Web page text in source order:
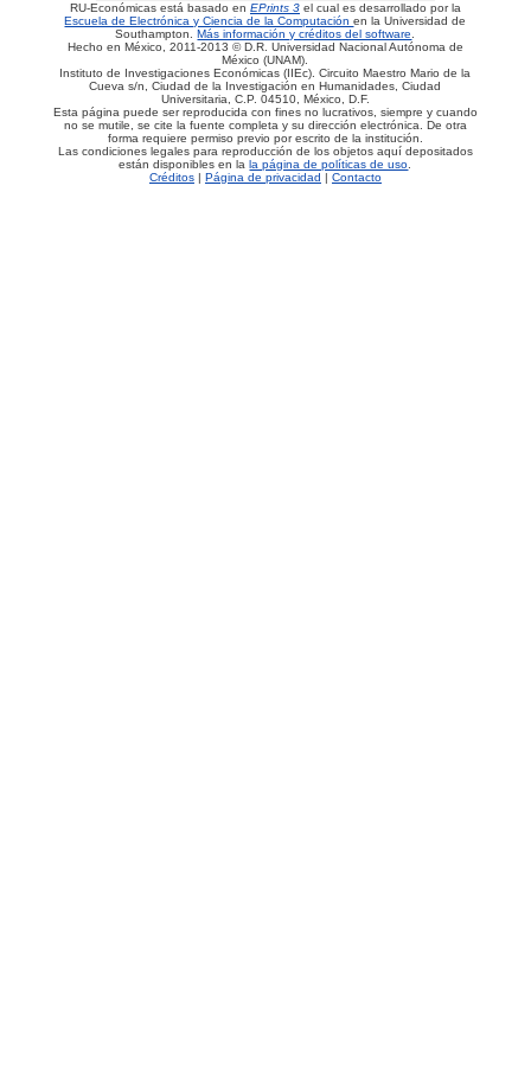
RU-Económicas está basado en EPrints 3 el cual es desarrollado por la
Escuela de Electrónica y Ciencia de la Computaciónen la Universidad de
Southampton.Más información y créditos del software.
Hecho en México, 2011-2013 © D.R. Universidad Nacional Autónoma de
México (UNAM).
Instituto de Investigaciones Económicas (IIEc). Circuito Maestro Mario de la
Cueva s/n, Ciudad de la Investigación en Humanidades, Ciudad
Universitaria, C.P. 04510, México, D.F.
Esta página puede ser reproducida con fines no lucrativos, siempre y cuando
no se mutile, se cite la fuente completa y su dirección electrónica. De otra
forma requiere permiso previo por escrito de la institución.
Las condiciones legales para reproducción de los objetos aquí depositados
están disponibles en lala página de políticas de uso.
Créditos| Página de privacidad | Contacto